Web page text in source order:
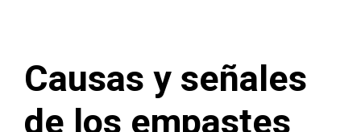
Causas y señales